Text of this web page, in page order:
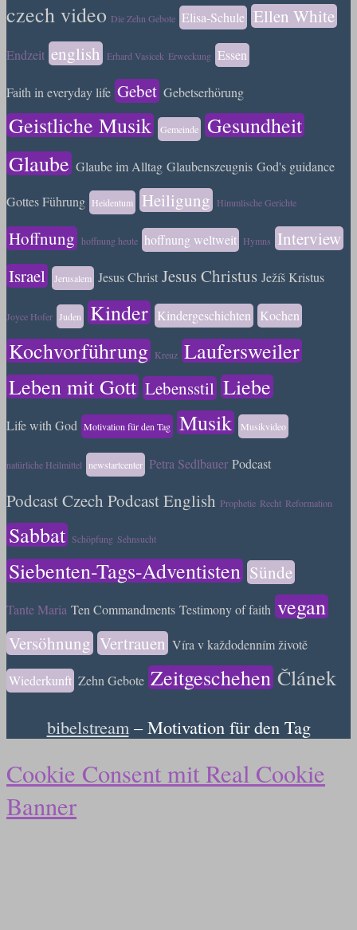
czech video Die Zehn Gebote Elisa-Schule Ellen White
Endzeit english Erhard Vasicek Erweckung Essen
Faith in everyday life Gebet Gebetserhörung
Geistliche Musik Gemeinde
Gesundheit
Glaube Glaube im Alltag Glaubenszeugnis God's guidance
Gottes Führung Heidentum Heiligung Himmlische Gerichte
Hoffnung hoffnung heute hoffnung weltweit Hymns
Interview
Israel
Jerusalem Jesus Christ Jesus Christus Ježíš Kristus
Joyce Hofer Juden Kinder Kindergeschichten Kochen
Kochvorführung Kreuz Laufersweiler
Leben mit Gott Lebensstil Liebe
Life with God Motivation für den Tag Musik Musikvideo
natürliche Heilmittel newstartcenter Petra Sedlbauer Podcast
Podcast Czech Podcast English Prophetie Recht Reformation
Sabbat Schöpfung Sehnsucht
Siebenten-Tags-Adventisten Sünde
Tante Maria Ten Commandments Testimony of faith vegan
Versöhnung Vertrauen Víra v každodenním životě
Wiederkunft Zehn Gebote Zeitgeschehen Článek
bibelstream– Motivation für den Tag
Cookie Consent mit Real Cookie
Banner